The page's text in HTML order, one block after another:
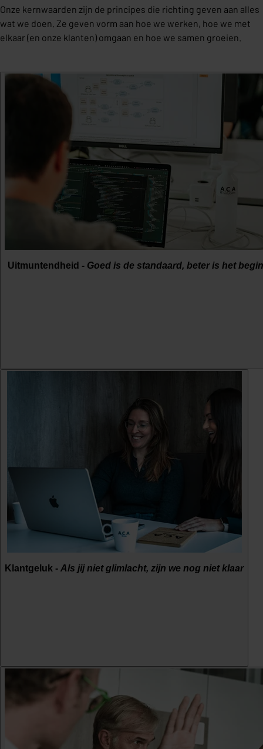
Onze kernwaarden zijn de principes die richting geven aan alles
wat we doen. Ze geven vorm aan hoe we werken, hoe we met
elkaar (en onze klanten) omgaan en hoe we samen groeien.
Uitmuntendheid - Goed is de standaard, beter is het
Klantgeluk - Als jij niet glimlacht, zijn we nog niet klaar